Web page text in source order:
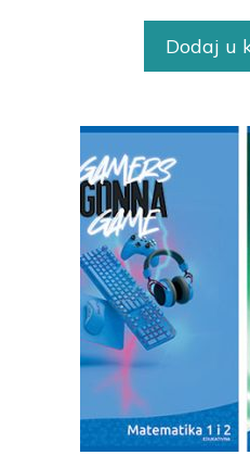
Dodaj u